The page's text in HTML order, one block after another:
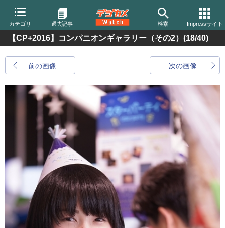
カテゴリ 過去記事 検索 Impressサイト
【CP+2016】コンパニオンギャラリー（その2） (18/40)
前の画像 次の画像